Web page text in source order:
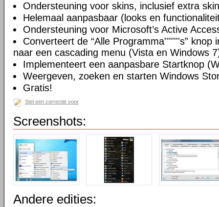
Ondersteuning voor skins, inclusief extra
Helemaal aanpasbaar (looks en
Ondersteuning voor Microsoft’s Active
Converteert de “Alle Programma''''''''s” knop
naar een cascading menu (Vista en Windows
Implementeert een aanpasbare Startknop
Weergeven, zoeken en starten Windows
Gratis!
Stel een correctie voor
Screenshots:
Andere edities: